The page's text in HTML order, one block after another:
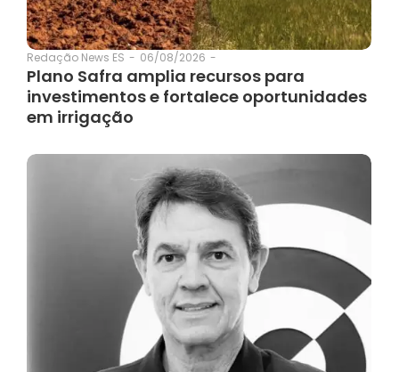
Redação News ES - 06/08/2026 -
Plano Safra amplia recursos para
investimentos e fortalece oportunidades
em irrigação